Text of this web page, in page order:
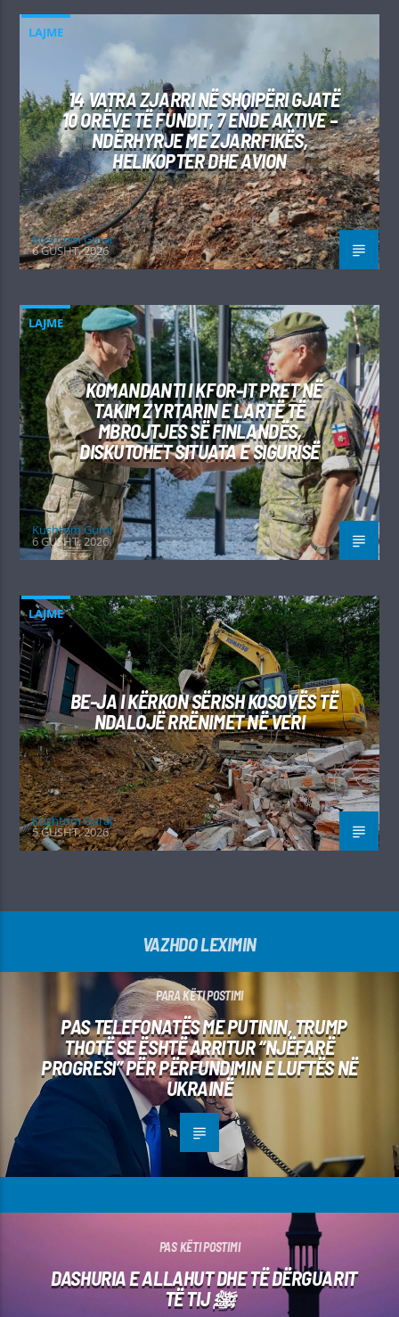
LAJME
14 VATRA ZJARRI NË SHQIPËRI GJATË
10 ORËVE TË FUNDIT, 7 ENDE AKTIVE –
NDËRHYRJE ME ZJARRFIKËS,
HELIKOPTER DHE AVION
Kushtrim Guraj
6 GUSHT, 2026
LAJME
KOMANDANTI I KFOR-IT PRET NË
TAKIM ZYRTARIN E LARTË TË
MBROJTJES SË FINLANDËS,
DISKUTOHET SITUATA E SIGURISË
Kushtrim Guraj
6 GUSHT, 2026
LAJME
BE-JA I KËRKON SËRISH KOSOVËS TË
NDALOJË RRËNIMET NË VERI
Kushtrim Guraj
5 GUSHT, 2026
VAZHDO LEXIMIN
PARA KËTI POSTIMI
PAS TELEFONATËS ME PUTININ, TRUMP
THOTË SE ËSHTË ARRITUR “NJËFARË
PROGRESI” PËR PËRFUNDIMIN E LUFTËS NË
UKRAINË
PAS KËTI POSTIMI
DASHURIA E ALLAHUT DHE TË DËRGUARIT
TË TIJ ﷺ